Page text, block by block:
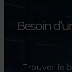
Besoin
Trouver le